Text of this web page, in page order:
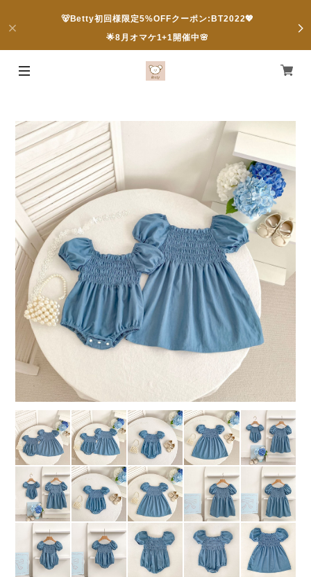
🐻Betty初回様限定5%OFFクーポン:BT2022💖
🌟8月オマケ1+1開催中🌸